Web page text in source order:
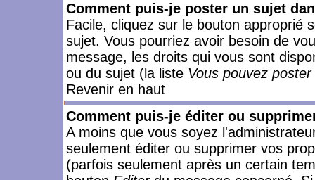
Comment puis-je poster un sujet
Facile, cliquez sur le bouton approprié
sujet. Vous pourriez avoir besoin de
message, les droits qui vous sont
ou du sujet (la liste Vous pouvez
Revenir en haut
Comment puis-je éditer ou
A moins que vous soyez
seulement éditer ou supprimer vos
(parfois seulement après un certain